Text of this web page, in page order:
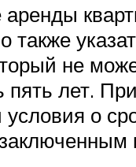
аренды
также
не
лет. При
условия о